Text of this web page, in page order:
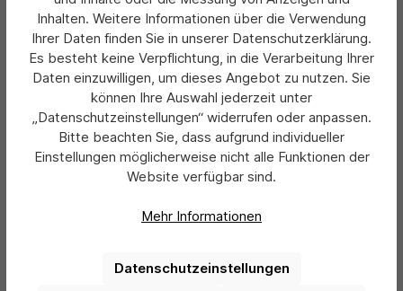
Details
Magnettafeln zur einfachen Befestigung loser
Zettel online kaufen
oder in Schulungs- und Konferenzräumen: Magnettafeln
schnell und einfach fixiert werden sollen. Bei hermann-
direkt.de stehen Ihnen verschiedene Lösungen zur Wahl.
Inhalten. Weitere Informationen über die Verwendung
Ihrer Daten finden Sie in unserer Datenschutzerklärung.
Es besteht keine Verpflichtung, in die Verarbeitung Ihrer
Daten einzuwilligen, um dieses Angebot zu nutzen. Sie
können Ihre Auswahl jederzeit unter
„Datenschutzeinstellungen“ widerrufen oder anpassen.
Bitte beachten Sie, dass aufgrund individueller
Einstellungen möglicherweise nicht alle Funktionen der
Website verfügbar sind.
Mehr Informationen
Datenschutzeinstellungen